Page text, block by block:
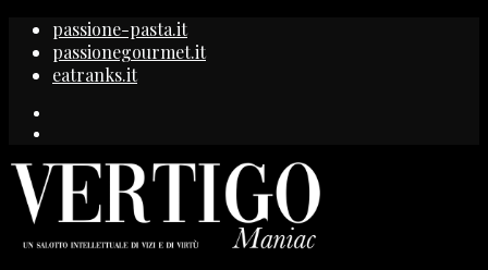
passione-pasta.it
passionegourmet.it
eatranks.it